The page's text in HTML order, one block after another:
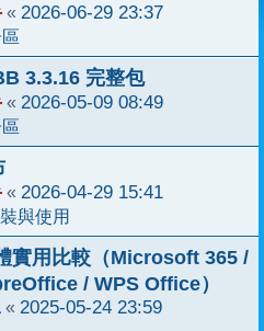
« 2026-06-29 23:37
3.3.16 完整包
« 2026-05-09 08:49
« 2026-04-29 15:41
與使用
實用比較（Microsoft 365 /
/ WPS Office）
« 2025-05-24 23:59